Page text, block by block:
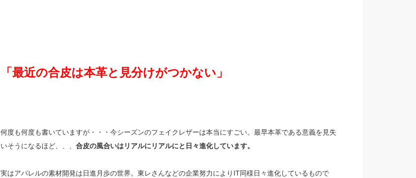
「最近の合皮は本革と見分けがつかない」
何度も何度も書いていますが・・・今シーズンのフェイクレザーは本当にすごい。最早本革である意義を見失
いそうになるほど、、、 合皮の風合いはリアルにリアルにと日々進化しています。
実はアパレルの素材開発は日進月歩の世界。東レさんなどの企業努力によりIT同様日々進化しているもので